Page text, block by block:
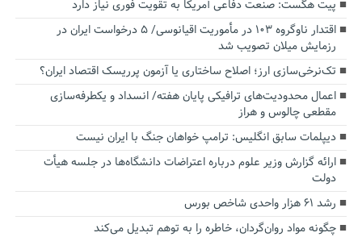
پیت هگست: صنعت دفاعی آمریکا به تقویت فوری نیاز دارد
اقتدار ناوگروه ۱۰۳ در مأموریت‌ اقیانوسی/ ۵ درخواست ایران در
رزمایش میلان تصویب شد
تک‌نرخی‌سازی ارز؛ اصلاح ساختاری یا آزمون پرریسک اقتصاد ایران؟
اعمال محدودیت‌های ترافیکی پایان هفته/ انسداد و یکطرفه‌سازی
مقطعی چالوس و هراز
دیپلمات سابق انگلیس:‌ ترامپ خواهان جنگ با ایران نیست
ارائه گزارش وزیر علوم درباره اعتراضات دانشگاه‌ها در جلسه هیأت
دولت
رشد ۶۱ هزار واحدی شاخص بورس
چگونه مواد روان‌گردان، خاطره را به توهم تبدیل می‌کند